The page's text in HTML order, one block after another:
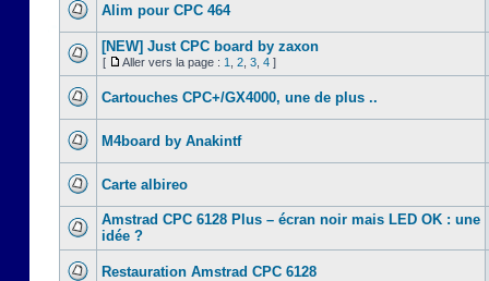
Alim pour CPC 464
[NEW] Just CPC board by zaxon
[ Aller vers la page : 1 2 3 4 ]
Cartouches CPC+/GX4000, une de plus ..
M4board by Anakintf
Carte albireo
Amstrad CPC 6128 Plus – écran noir mais LED OK : une
idée ?
Restauration Amstrad CPC 6128